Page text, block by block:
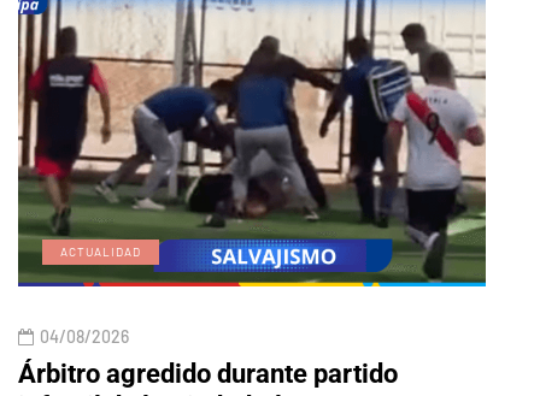
ACTUALIDAD
04/08/2026
Árbitro agredido durante partido